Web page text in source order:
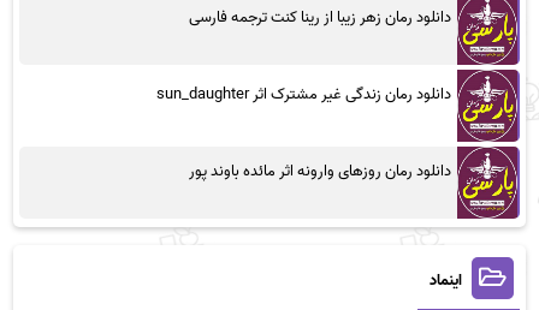
دانلود رمان زهر زیبا از رینا کنت ترجمه فارسی
دانلود رمان زندگی غیر مشترک اثر sun_daughter
دانلود رمان روزهای وارونه اثر مائده باوند پور
اینماد